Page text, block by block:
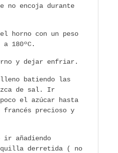
no encoja durante
horno con un peso
a 180ºC.
y dejar enfriar.
batiendo las
de sal. Ir
el azúcar hasta
francés precioso y
ir añadiendo
derretida ( no